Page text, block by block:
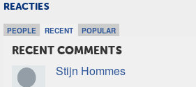
REACTIES
PEOPLE RECENT POPULAR
RECENT COMMENTS
Stijn Hommes